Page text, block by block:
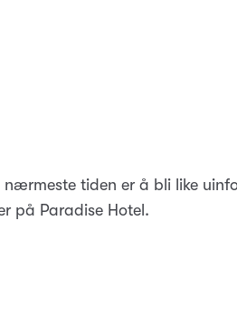
nærmeste tiden er å bli like
på Paradise Hotel.